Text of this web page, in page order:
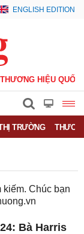
ENGLISH EDITION
THƯƠNG HIỆU QUỐC
TRƯỜNG
kiếm. Chúc bạn
Bà Harris